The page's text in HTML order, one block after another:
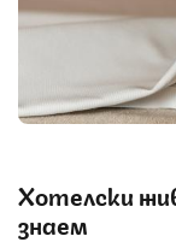
Хотелски
знаем